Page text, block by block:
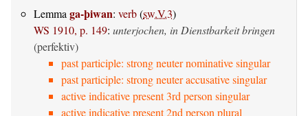
Lemma ga-þiwan: verb(sw.V.3)
WS 1910, p. 149: unterjochen, in Dienstbarkeit bringen
(perfektiv)
past participle: strong neuter nominative singular
past participle: strong neuter accusative singular
active indicative present 3rd person singular
active indicative present 2nd person plural